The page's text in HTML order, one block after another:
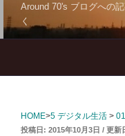
ッ
プ
Around 70's ブログへの
く
HOME>5 デジタル生活 >
投
2015年10月3日